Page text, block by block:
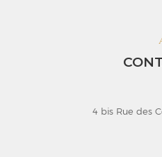
4 bis Rue des